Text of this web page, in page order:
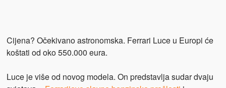
Cijena? Očekivano astronomska. Ferrari Luce u Europi će
koštati od oko 550.000 eura.
Luce je više od novog modela. On predstavlja sudar dvaju